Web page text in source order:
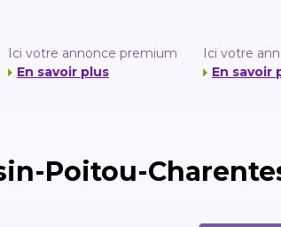
Ici votre annonce premium
En savoir plus
Ici votre
En savoir
Poitou-